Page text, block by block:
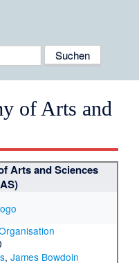
of Arts and
Arts and Sciences
, James Bowdoin